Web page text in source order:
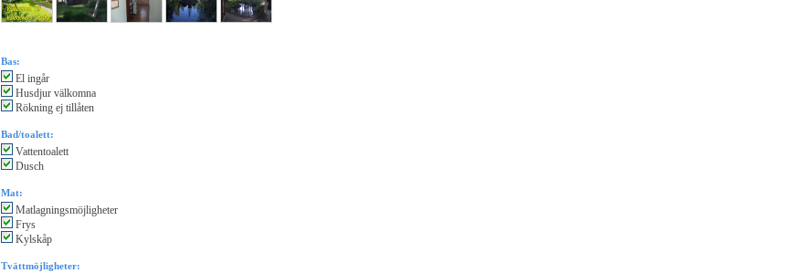
Bas:
El ingår
Husdjur välkomna
Rökning ej tillåten
Bad/toalett:
Vattentoalett
Dusch
Mat:
Matlagningsmöjligheter
Frys
Kylskåp
Tvättmöjligheter: